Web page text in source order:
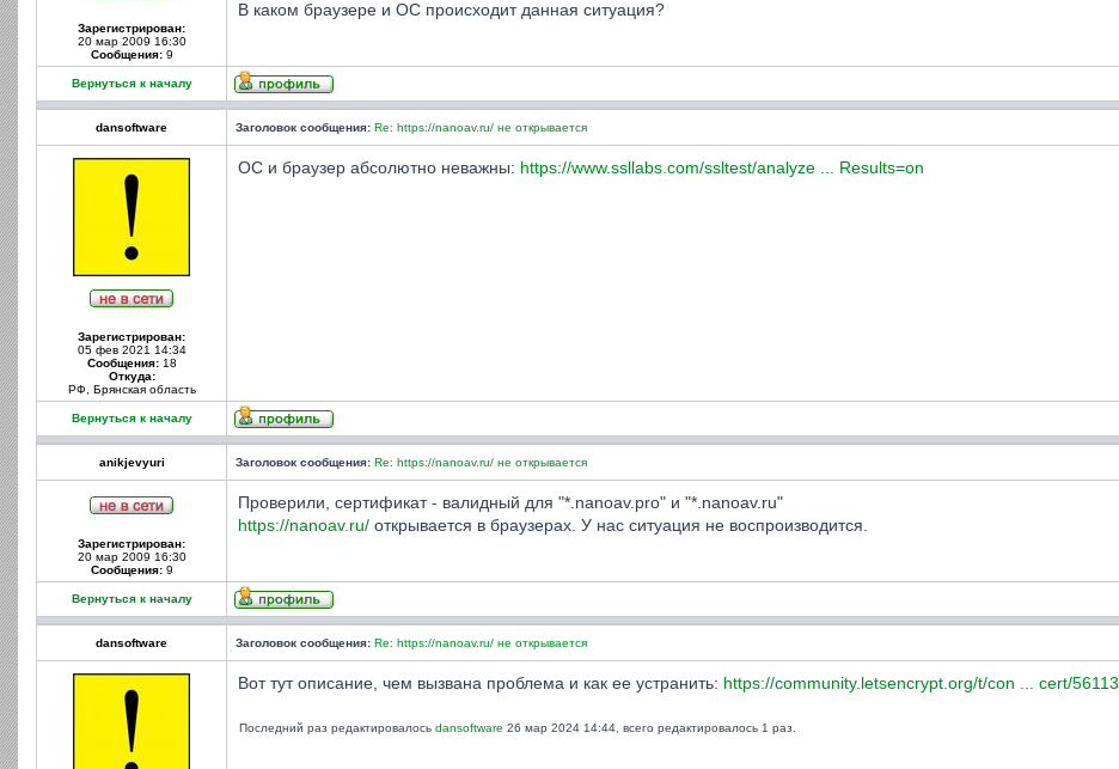
Зарегистрирован:
20 мар 2009 16:30
Сообщения:9
В каком браузере и ОС происходит данная ситуация?
Вернуться к началу
dansoftware Заголовок сообщения: Re: https://nanoav.ru/ не открывается
Зарегистрирован:
05 фев 2021 14:34
Сообщения:18
Откуда:
РФ, Брянская область
ОС и браузер абсолютно неважны: https://www.ssllabs.com/ssltest/analyze ... Results=on
Вернуться к началу
anikjevyuri Заголовок сообщения: Re: https://nanoav.ru/ не открывается
Зарегистрирован:
20 мар 2009 16:30
Сообщения:9
Проверили, сертификат - валидный для "*.nanoav.pro" и "*.nanoav.ru"
https://nanoav.ru/ открывается в браузерах. У нас ситуация не воспроизводится.
Вернуться к началу
dansoftware Заголовок сообщения: Re: https://nanoav.ru/ не открывается
Вот тут описание, чем вызвана проблема и как ее устранить: https://community.letsencrypt.org/t/con ... cert/56113
Последний раз редактировалось dansoftware 26 мар 2024 14:44, всего редактировалось 1 раз.